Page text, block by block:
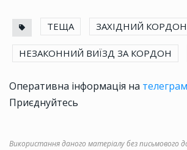
ТЕЩА ЗАХІДНИЙ КОРДОН
НЕЗАКОННИЙ ВИЇЗД ЗА КОРДОН
Оперативна інформація на
Приєднуйтесь
Використання даного матеріалу без письмового